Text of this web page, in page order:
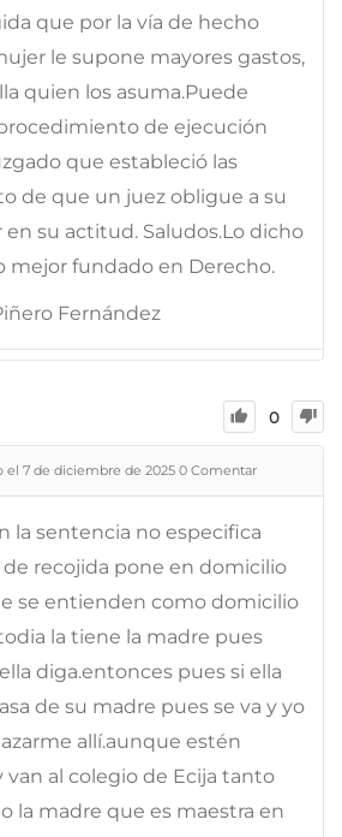
que por la vía de hecho
le supone mayores gastos,
quien los asuma.Puede
de ejecución
que estableció las
de que un juez obligue a su
su actitud. Saludos.Lo dicho
mejor fundado en Derecho.
Fernández
0
el 7 de diciembre de 2025 0 Comentar
la sentencia no especifica
recojida pone en domicilio
se entienden como domicilio
la tiene la madre pues
diga.entonces pues si ella
de su madre pues se va y yo
allí.aunque estén
al colegio de Ecija tanto
la madre que es maestra en